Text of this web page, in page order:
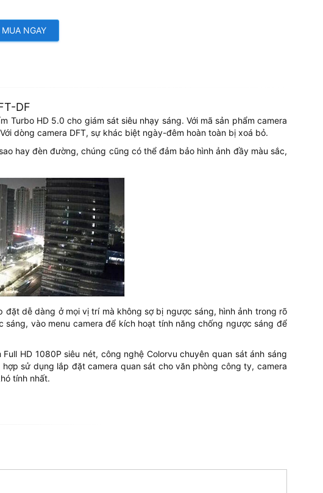
MUA NGAY
DF
Turbo HD 5.0 cho giám sát siêu nhạy sáng. Với mã sản phẩm camera
dòng camera DFT, sự khác biệt ngày-đêm hoàn toàn bị xoá bỏ.
hay đèn đường, chúng cũng có thể đảm bảo hình ảnh đầy màu sắc,
đặt dễ dàng ở mọi vị trí mà không sợ bị ngược sáng, hình ảnh trong rõ
vào menu camera để kích hoạt tính năng chống ngược sáng để
HD 1080P siêu nét, công nghệ Colorvu chuyên quan sát ánh sáng
sử dụng lắp đặt camera quan sát cho văn phòng công ty, camera
tính nhất.